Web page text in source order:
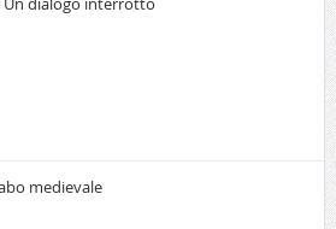
medievale